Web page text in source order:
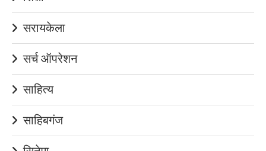
सरायकेला
सर्च ऑपरेशन
साहित्य
साहिबगंज